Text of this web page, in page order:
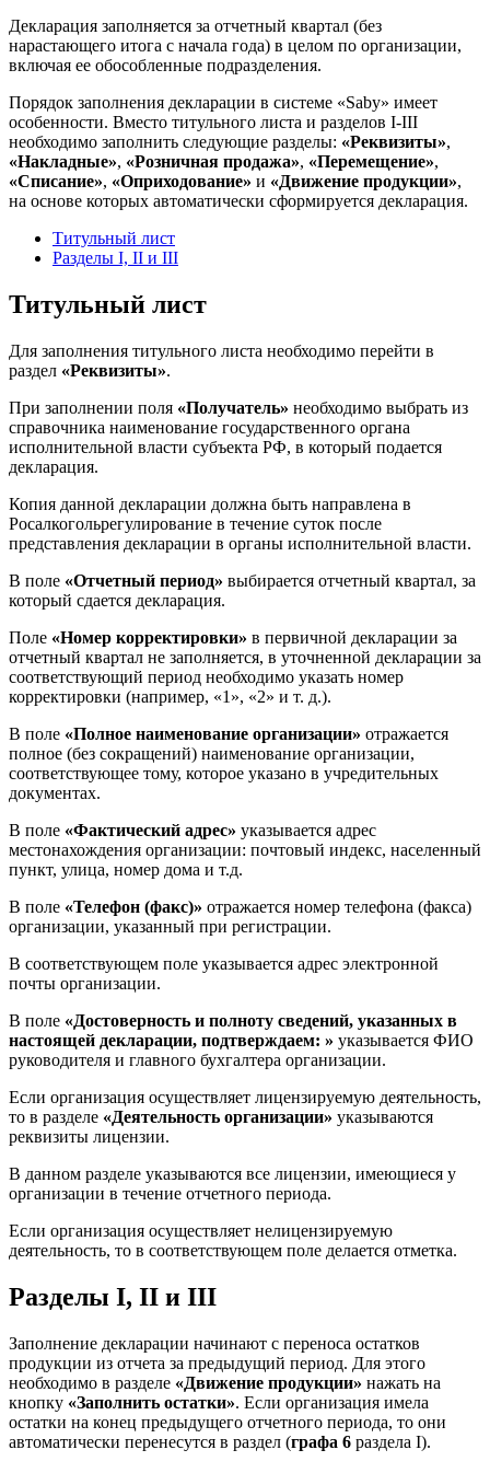
Декларация заполняется за отчетный квартал (без
нарастающего итога с начала года) в целом по организации,
включая ее обособленные подразделения.
Порядок заполнения декларации в системе «Saby» имеет
особенности. Вместо титульного листа и разделов I-III
необходимо заполнить следующие разделы: «Реквизиты»,
«Накладные», «Розничная продажа», «Перемещение»,
«Списание», «Оприходование» и «Движение продукции»,
на основе которых автоматически сформируется декларация.
Титульный лист
Разделы I, II и III
Титульный лист
Для заполнения титульного листа необходимо перейти в
раздел «Реквизиты».
При заполнении поля «Получатель» необходимо выбрать из
справочника наименование государственного органа
исполнительной власти субъекта РФ, в который подается
декларация.
Копия данной декларации должна быть направлена в
Росалкогольрегулирование в течение суток после
представления декларации в органы исполнительной власти.
В поле «Отчетный период» выбирается отчетный квартал, за
который сдается декларация.
Поле «Номер корректировки» в первичной декларации за
отчетный квартал не заполняется, в уточненной декларации за
соответствующий период необходимо указать номер
корректировки (например, «1», «2» и т. д.).
В поле «Полное наименование организации» отражается
полное (без сокращений) наименование организации,
соответствующее тому, которое указано в учредительных
документах.
В поле «Фактический адрес» указывается адрес
местонахождения организации: почтовый индекс, населенный
пункт, улица, номер дома и т.д.
В поле «Телефон (факс)» отражается номер телефона (факса)
организации, указанный при регистрации.
В соответствующем поле указывается адрес электронной
почты организации.
В поле «Достоверность и полноту сведений, указанных в
настоящей декларации, подтверждаем: » указывается ФИО
руководителя и главного бухгалтера организации.
Если организация осуществляет лицензируемую деятельность,
то в разделе «Деятельность организации» указываются
реквизиты лицензии.
В данном разделе указываются все лицензии, имеющиеся у
организации в течение отчетного периода.
Если организация осуществляет нелицензируемую
деятельность, то в соответствующем поле делается отметка.
Разделы I, II и III
Заполнение декларации начинают с переноса остатков
продукции из отчета за предыдущий период. Для этого
необходимо в разделе «Движение продукции» нажать на
кнопку «Заполнить остатки». Если организация имела
остатки на конец предыдущего отчетного периода, то они
автоматически перенесутся в раздел (графа 6 раздела I).